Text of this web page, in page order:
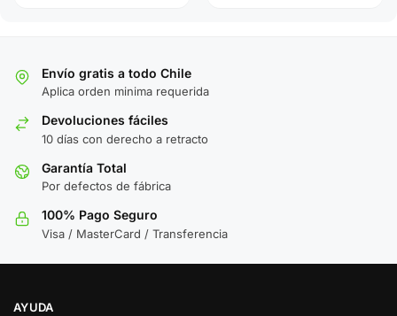
Envío gratis a todo Chile
Aplica orden minima requerida
Devoluciones fáciles
10 días con derecho a retracto
Garantía Total
Por defectos de fábrica
100% Pago Seguro
Visa / MasterCard / Transferencia
AYUDA